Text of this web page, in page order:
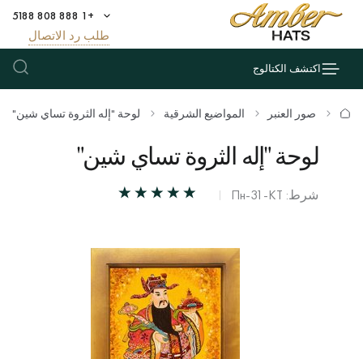
+1 888 808 5188
طلب رد الاتصال
اكتشف الكتالوج
صور العنبر المواضيع الشرقية لوحة "إله الثروة تساي شين"
لوحة "إله الثروة تساي شين"
شرط: Пн-31-КТ